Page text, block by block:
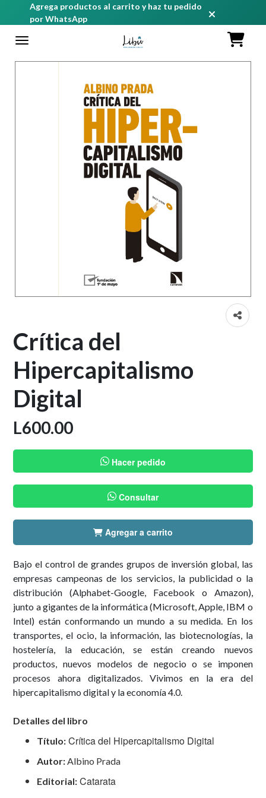
Agrega productos al carrito y haz tu pedido
por WhatsApp
Crítica del
Hipercapitalismo
Digital
L600.00
Hacer pedido
Consultar
Agregar a carrito
Bajo el control de grandes grupos de inversión global, las
empresas campeonas de los servicios, la publicidad o la
distribución (Alphabet-Google, Facebook o Amazon),
junto a gigantes de la informática (Microsoft, Apple, IBM o
Intel) están conformando un mundo a su medida. En los
transportes, el ocio, la información, las biotecnologías, la
hostelería, la educación, se están creando nuevos
productos, nuevos modelos de negocio o se imponen
procesos ahora digitalizados. Vivimos en la era del
hipercapitalismo digital y la economía 4.0.
Detalles del libro
Título: Crítica del Hipercapitalismo Digital
Autor: Albino Prada
Editorial: Catarata